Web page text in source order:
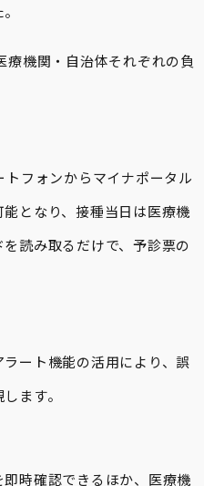
機関・自治体それぞれの負
フォンからマイナポータル
となり、接種当日は医療機
読み取るだけで、予診票の
ート機能の活用により、誤
ます。
時確認できるほか、医療機